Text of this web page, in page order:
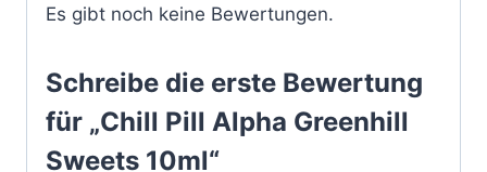
Es gibt noch keine Bewertungen.
Schreibe die erste Bewertung
für „Chill Pill Alpha Greenhill
Sweets 10ml“